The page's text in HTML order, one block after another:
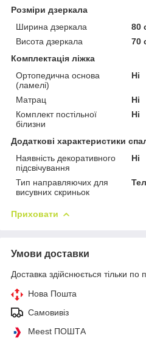
Розміри дзеркала
Ширина дзеркала
80
Висота дзеркала
70
Комплектація ліжка
Ортопедична основа
(ламелі)
Ні
Матрац
Ні
Комплект постільної
білизни
Ні
Додаткові характеристики
Наявність декоративного
підсвічування
Ні
Тип направляючих для
висувних скриньок
Приховати
Умови доставки
Доставка здійснюється тільки по
Нова Пошта
Самовивіз
Meest ПОШТА